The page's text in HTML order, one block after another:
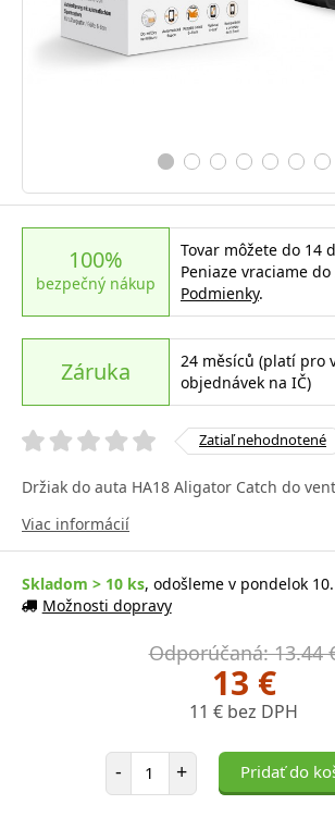
100%
bezpečný nákup
Tovar môžete do 14
Peniaze vraciame
Podmienky.
Záruka
24 měsíců (platí pro
objednávek na IČ)
Zatiaľ nehodnotené
Držiak do auta HA18 Aligator Catch do
Viac informácií
Skladom > 10 ks, odošleme v pondelok
Možnosti dopravy
Odporúčaná: 13.44
13 €
11 € bez DPH
- Počet položiek
+ Pridať do